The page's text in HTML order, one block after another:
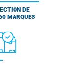
DE
MARQUES